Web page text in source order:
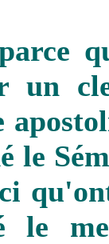
un
le
le